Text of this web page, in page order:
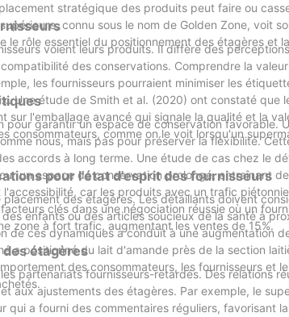
s’alignent sur les valeurs des
dans le mélange d&39;esthétique et de
de vente au détail, nous’Nous avons réussi à
de précision et une qualité constante
avec nos clients pour comprendre leurs besoins,
des normes internationales et des idées
et l’Europe sont à la pointe des solutions
rapide en raison de l’urbanisation et de
l’industrie’s avenir, offrant des opportunités
prospéreront sur ce marché dynamique.
est prête à innover davantage. La
aux exigences spécifiques des marques et des
de vente au détail, telles que la caisse automatisée
En conclusion, le secteur des rayonnages de
des demandes des consommateurs. Les
émergentes de ce marché dynamique.
stratégique des produits peut faire ou
connu sous le nom de Golden Zone, voit
rôle essentiel du positionnement des étagères et
voient leurs produits. Il diffère des
des conservations. Comprendre la
les fournisseurs pourraient minimiser les
Une étude de Smith et al. (2020) ont constaté que
l'emballage avancé qui signale la qualité et la
comme on le voit lorsqu'un
garantir un espace de conservation favorable.
nous, mais pas pour préserver la flexibilité.
accords à long terme. Une étude de cas chez le
un espace de conservation prolongé, entraînant
car les produits avec un trafic
clés dans une négociation réussie où un
zone à fort trafic, augmentant les ventes de 15%.
pour l'état d'esprit des fournisseurs
des étagères. Les détaillants doivent
enfants ou des articles soucieux de la santé à
de ces dynamiques a conduit à une augmentation
a positionné du lait d'amande près de la section
des consommateurs, les fournisseurs et
étagères
partenariats fournisseurs-retardés. Des relations
aux ajustements des étagères. Par exemple, le
a fourni des commentaires réguliers, favorisant